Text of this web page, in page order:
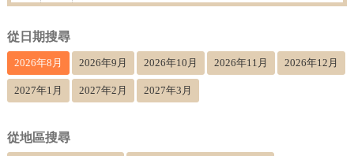
從日期搜尋
2026年8月 2026年9月 2026年10月 2026年11月 2026年12月
2027年1月 2027年2月 2027年3月
從地區搜尋